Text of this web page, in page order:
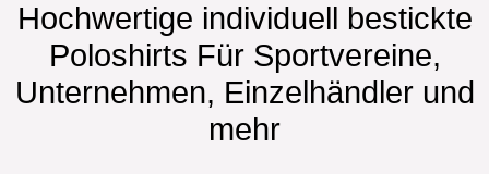
Hochwertige individuell bestickte
Poloshirts Für Sportvereine,
Unternehmen, Einzelhändler und
mehr